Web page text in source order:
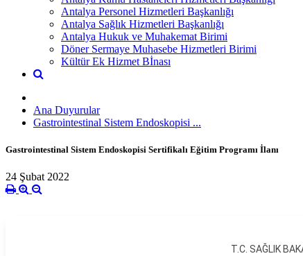
Antalya Personel Hizmetleri Başkanlığı
Antalya Sağlık Hizmetleri Başkanlığı
Antalya Hukuk ve Muhakemat Birimi
Döner Sermaye Muhasebe Hizmetleri Birimi
Kültür Ek Hizmet Bİnası
Ana Duyurular
Gastrointestinal Sistem Endoskopisi ...
Gastrointestinal Sistem Endoskopisi Sertifikalı Eğitim Programı İlanı
24 Şubat 2022
T.C. SAĞLIK